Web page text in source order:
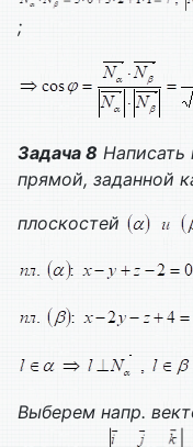
;
Задача 8 Написать
прямой, заданной
плоскостей
Выберем напр.